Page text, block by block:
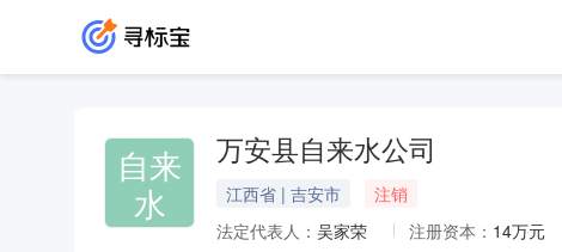
自来
水
万安县自来水公司
江西省 | 吉安市
注销
法定代表人： 吴家荣 注册资本： 14万元